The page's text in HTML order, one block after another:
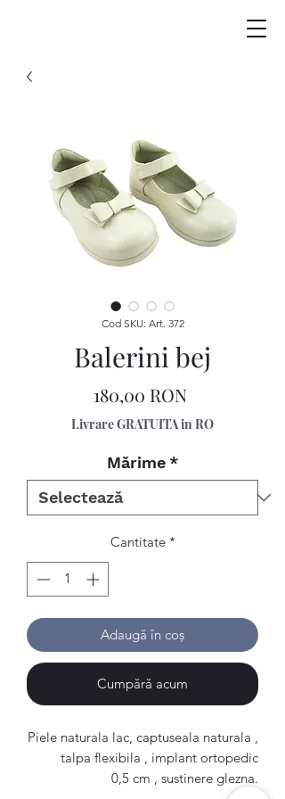
Cod SKU: Art. 372
Balerini bej
180,00 RONPreț
Livrare GRATUITA in RO
Mărime *
Cantitate *
Adaugă în coș
Cumpără acum
Piele naturala lac, captuseala naturala ,
talpa flexibila , implant ortopedic
0,5 cm , sustinere glezna.